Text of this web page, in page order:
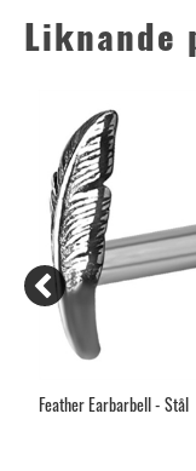
Liknande
Feather Earbarbell - Stål